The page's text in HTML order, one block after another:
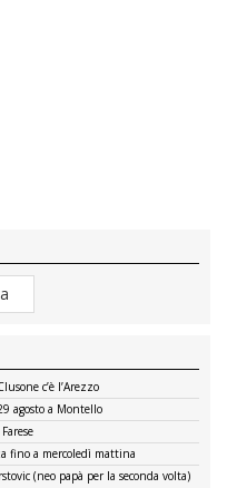
c’è l’Arezzo
agosto a Montello
fino a mercoledì mattina
(neo papà per la seconda volta)